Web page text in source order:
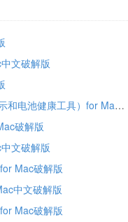
文破解版
Network & Battery 12.4.2（实时网速显示和电池健康工具）for Mac中文破解版
破解版
文破解版
Mac破解版
中文破解版
Mac破解版